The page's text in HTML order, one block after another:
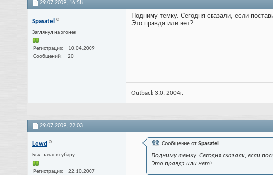
29.07.2009, 16:58
Spasatel
Заглянул на огонек
Регистрация
10.04.2009
Сообщений
20
Подниму темку. Сегодня сказали, если
Это правда или нет?
Outback 3.0, 2004г.
29.07.2009, 22:03
Lewd
Был зачат в субару
Регистрация
22.10.2007
Сообщение от Spasatel
Подниму темку. Сегодня сказали, если
Это правда или нет?